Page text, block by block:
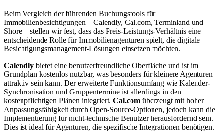
Beim Vergleich der führenden Buchungstools für
Immobilienbesichtigungen—Calendly, Cal.com, Terminland und
Shore—stellen wir fest, dass das Preis-Leistungs-Verhältnis eine
entscheidende Rolle für Immobilienagenturen spielt, die digitale
Besichtigungsmanagement-Lösungen einsetzen möchten.
Calendly bietet eine benutzerfreundliche Oberfläche und ist im
Grundplan kostenlos nutzbar, was besonders für kleinere Agenturen
attraktiv sein kann. Der erweiterte Funktionsumfang wie Kalender-
Synchronisation und Gruppentermine ist allerdings in den
kostenpflichtigen Plänen integriert. Cal.com überzeugt mit hoher
Anpassungsfähigkeit durch Open-Source-Optionen, jedoch kann die
Implementierung für nicht-technische Benutzer herausfordernd sein.
Dies ist ideal für Agenturen, die spezifische Integrationen benötigen.